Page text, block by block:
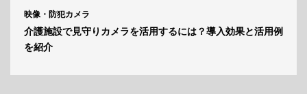
映像・防犯カメラ
介護施設で見守りカメラを活用するには？導入効果と活用例
を紹介